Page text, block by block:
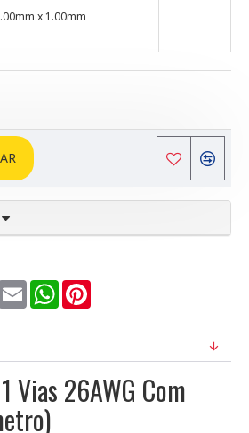
x 1.00mm
Email WhatsApp
Vias 26AWG Com